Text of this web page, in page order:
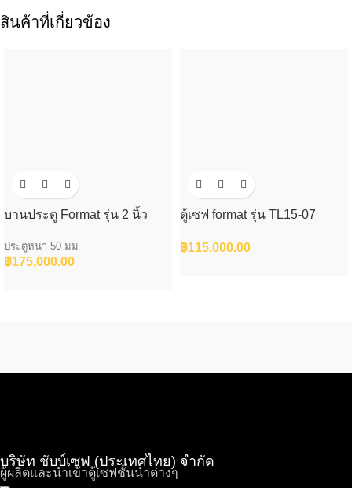
สินค้าที่เกี่ยวข้อง
บานประตู Format รุ่น 2 นิ้ว
ประตูหนา 50 มม
฿175,000.00
ตู้เซฟ format รุ่น TL15-07
฿115,000.00
บริษัท ชับบ์เซฟ (ประเทศไทย) จำกัด
ผู้ผลิตและนำเข้าตู้เซฟชั้นนำต่างๆ